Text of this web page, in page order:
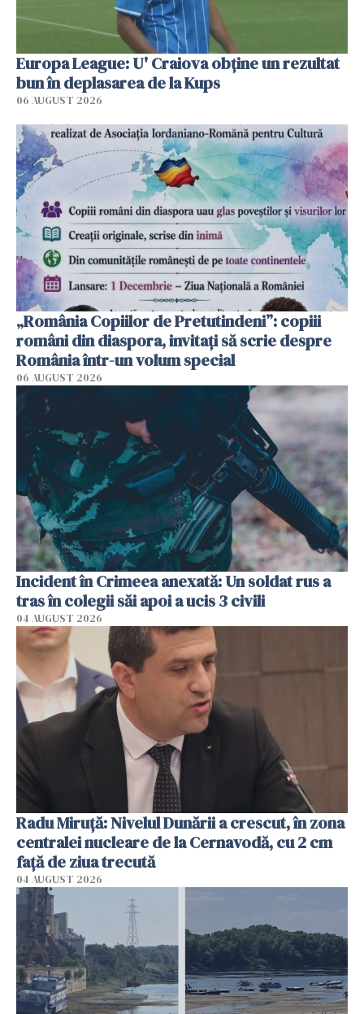
Europa League: U' Craiova obține un rezultat
bun în deplasarea de la Kups
06 AUGUST 2026
„România Copiilor de Pretutindeni”: copiii
români din diaspora, invitați să scrie despre
România într-un volum special
06 AUGUST 2026
Incident în Crimeea anexată: Un soldat rus a
tras în colegii săi apoi a ucis 3 civili
04 AUGUST 2026
Radu Miruţă: Nivelul Dunării a crescut, în zona
centralei nucleare de la Cernavodă, cu 2 cm
faţă de ziua trecută
04 AUGUST 2026